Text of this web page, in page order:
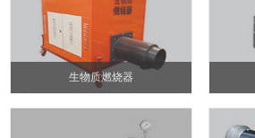
生物质燃烧器